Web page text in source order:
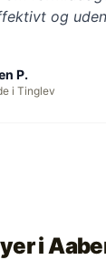
og
P.
i Tinglev
i